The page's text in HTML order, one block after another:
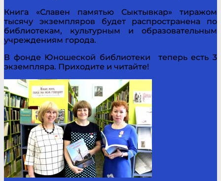
Книга «Славен памятью Сыктывкар» тиражом
тысячу экземпляров будет распространена по
библиотекам, культурным и образовательным
учреждениям города.
В фонде Юношеской библиотеки теперь есть 3
экземпляра. Приходите и читайте!